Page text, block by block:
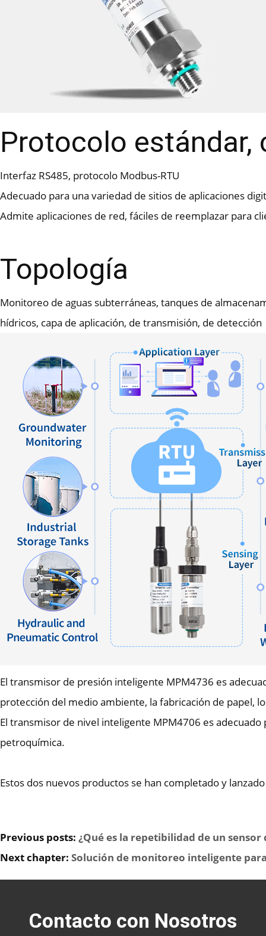
Protocolo estándar,
Interfaz RS485, protocolo Modbus-RTU
Adecuado para una variedad de sitios de aplicaciones
Admite aplicaciones de red, fáciles de reemplazar para
Topología
Monitoreo de aguas subterráneas, tanques de
hídricos, capa de aplicación, de transmisión, de detección
El transmisor de presión inteligente MPM4736 es
protección del medio ambiente, la fabricación de papel,
El transmisor de nivel inteligente MPM4706 es
petroquímica.
Estos dos nuevos productos se han completado y
Previous posts: ¿Qué es la repetibilidad de un sensor
Next chapter: Solución de monitoreo inteligente
Contacto con Nosotros